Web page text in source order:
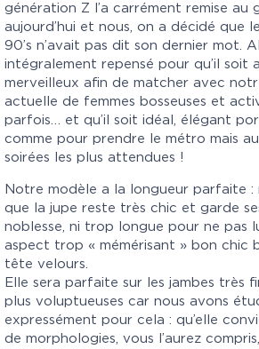
génération Z l’a carrément remise au
aujourd’hui et nous, on a décidé que
90’s n’avait pas dit son dernier mot.
intégralement repensé pour qu’il soit
merveilleux afin de matcher avec
actuelle de femmes bosseuses et
parfois… et qu’il soit idéal, élégant
comme pour prendre le métro mais
soirées les plus attendues !
Notre modèle a la longueur parfaite
que la jupe reste très chic et garde
noblesse, ni trop longue pour ne pas
aspect trop « mémérisant » bon chic
tête velours.
Elle sera parfaite sur les jambes très
plus voluptueuses car nous avons
expressément pour cela : qu’elle
de morphologies, vous l’aurez